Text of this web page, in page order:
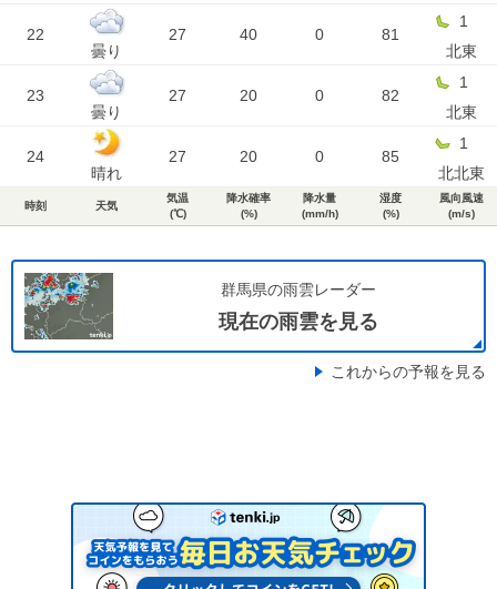
22
曇り
27 40 0 81
1
北東
23
曇り
27 20 0 82
1
北東
24
晴れ
27 20 0 85
1
北北東
時刻 天気
気温
(℃)
降水確率
(%)
降水量
(mm/h)
湿度
(%)
風向風速
(m/s)
群馬県の雨雲レーダー
現在の雨雲を見る
これからの予報を見る